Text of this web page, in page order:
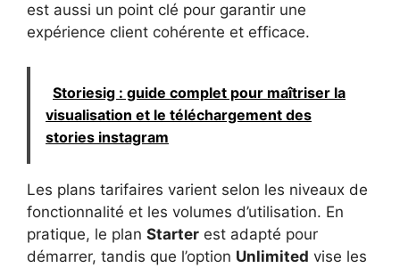
est aussi un point clé pour garantir une
expérience client cohérente et efficace.
Storiesig : guide complet pour maîtriser la
visualisation et le téléchargement des
stories instagram
Les plans tarifaires varient selon les niveaux de
fonctionnalité et les volumes d’utilisation. En
pratique, le plan Starter est adapté pour
démarrer, tandis que l’option Unlimited vise les